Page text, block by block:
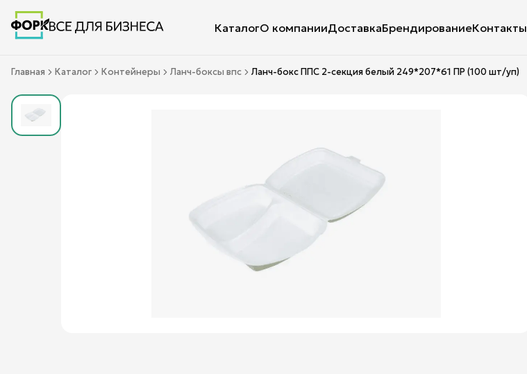
КаталогО компанииДоставкаБрендированиеКонтакты
Главная Каталог Контейнеры Ланч-боксы впс Ланч-бокс ППС 2-секция белый 249*207*61 ПР (100 шт/уп)